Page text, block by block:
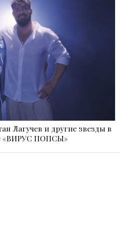
Лагучев и другие звезды в
«ВИРУС ПОПСЫ»